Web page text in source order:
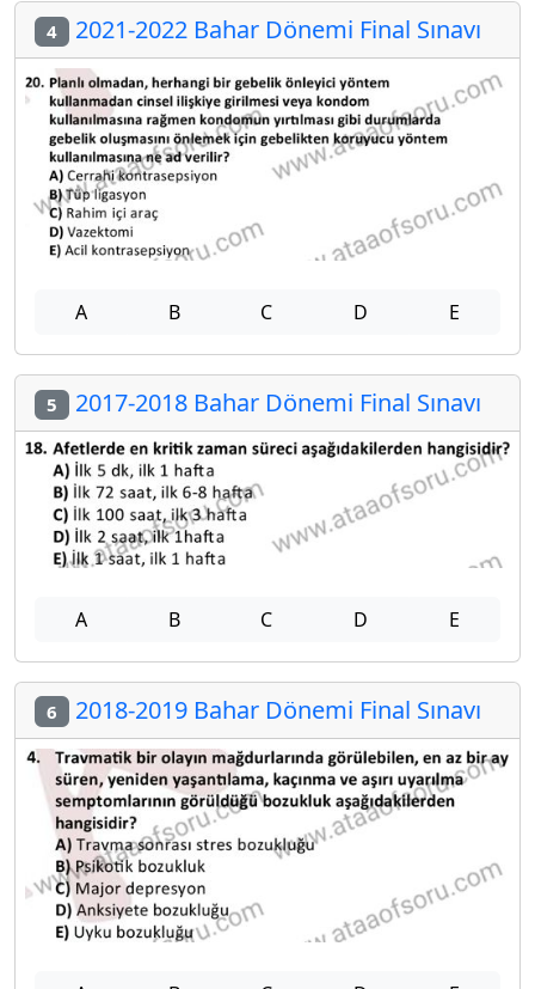
4 2021-2022 Bahar Dönemi Final Sınavı
A B C D E
5 2017-2018 Bahar Dönemi Final Sınavı
A B C D E
6 2018-2019 Bahar Dönemi Final Sınavı